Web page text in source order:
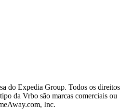
do Expedia Group. Todos os direitos
da Vrbo são marcas comerciais ou
Inc.